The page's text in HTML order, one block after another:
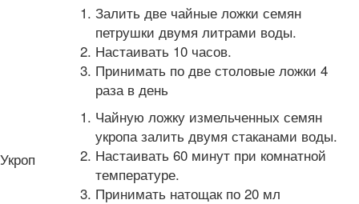
Залить две чайные ложки семян
петрушки двумя литрами воды.
Настаивать 10 часов.
Принимать по две столовые ложки 4
раза в день
Укроп
Чайную ложку измельченных семян
укропа залить двумя стаканами воды.
Настаивать 60 минут при комнатной
температуре.
Принимать натощак по 20 мл